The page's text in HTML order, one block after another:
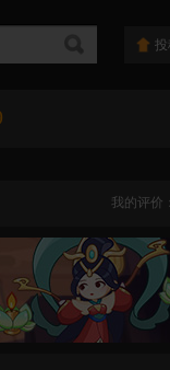
投
我的评价：